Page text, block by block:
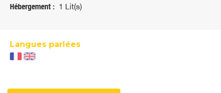
Hébergement : 1 Lit(s)
Langues parlées